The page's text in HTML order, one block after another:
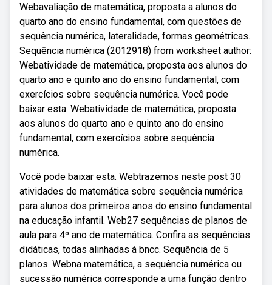
Webavaliação de matemática, proposta a alunos do
quarto ano do ensino fundamental, com questões de
sequência numérica, lateralidade, formas geométricas.
Sequência numérica (2012918) from worksheet author:
Webatividade de matemática, proposta aos alunos do
quarto ano e quinto ano do ensino fundamental, com
exercícios sobre sequência numérica. Você pode
baixar esta. Webatividade de matemática, proposta
aos alunos do quarto ano e quinto ano do ensino
fundamental, com exercícios sobre sequência
numérica.
Você pode baixar esta. Webtrazemos neste post 30
atividades de matemática sobre sequência numérica
para alunos dos primeiros anos do ensino fundamental
na educação infantil. Web27 sequências de planos de
aula para 4º ano de matemática. Confira as sequências
didáticas, todas alinhadas à bncc. Sequência de 5
planos. Webna matemática, a sequência numérica ou
sucessão numérica corresponde a uma função dentro